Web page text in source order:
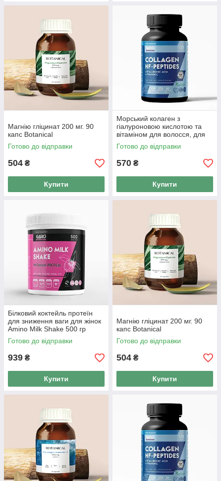
Магнію гліцинат 200 мг. 90
капс Botanical
Готово до відправки
504 ₴
Купити
Морський колаген з
гіалуроновою кислотою та
вітаміном для волосся, для
суглобів З 99% засвоєння
Французький
Готово до відправки
570 ₴
Купити
Білковий коктейль протеїн
для зниження ваги для жінок
Amino Milk Shake 500 гр
ваніль
Готово до відправки
939 ₴
Купити
Магнію гліцинат 200 мг. 90
капс Botanical
Готово до відправки
504 ₴
Купити